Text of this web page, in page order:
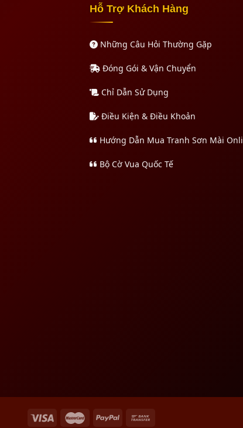
Hỗ Trợ Khách Hàng
Những Câu Hỏi Thường Gặp
Đóng Gói & Vận Chuyển
Chỉ Dẫn Sử Dụng
Điều Kiện & Điều Khoản
Hướng Dẫn Mua Tranh Sơn Mài
Bộ Cờ Vua Quốc Tế